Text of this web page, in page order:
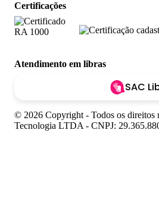
Certificações
Atendimento em libras
SAC
© 2026 Copyright - Todos os direitos
Tecnologia LTDA - CNPJ: